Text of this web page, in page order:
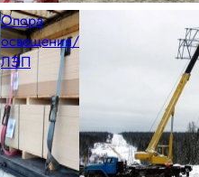
Опора
освещения/
ЛЭП